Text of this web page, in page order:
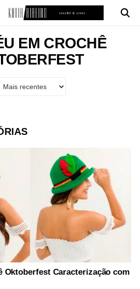
EM CROCHÊ
Oktoberfest Caracterização com